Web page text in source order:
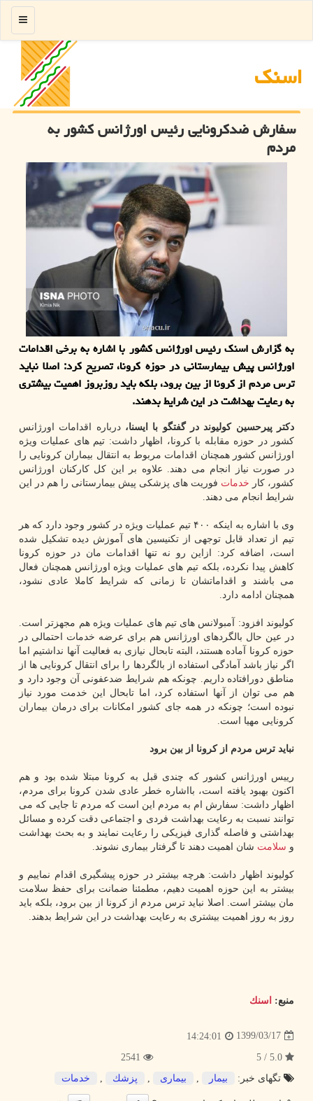
اسنك
منو
سفارش ضدكرونایی رئیس اورژانس كشور به
مردم
به گزارش اسنك رئیس اورژانس كشور با اشاره به برخی اقدامات
اورژانس پیش بیمارستانی در حوزه كرونا، تصریح كرد: اصلا نباید
ترس مردم از كرونا از بین برود، بلكه باید روزبروز اهمیت بیشتری
به رعایت بهداشت در این شرایط بدهند.
دکتر پیرحسین کولیوند در گفتگو با ایسنا،درباره اقدامات اورژانس
کشور در حوزه مقابله با کرونا، اظهار داشت: تیم های عملیات ویژه
اورژانس کشور همچنان اقدامات مربوط به انتقال بیماران کرونایی را
در صورت نیاز انجام می دهند. علاوه بر این کل کارکنان اورژانس
کشور، کار خدمات فوریت های پزشکی پیش بیمارستانی را هم در این
شرایط انجام می دهند.
وی با اشاره به اینکه ۴۰۰ تیم عملیات ویژه در کشور وجود دارد که هر
تیم از تعداد قابل توجهی از تکنیسین های آموزش دیده تشکیل شده
است، اضافه کرد: ازاین رو نه تنها اقدامات مان در حوزه کرونا
کاهش پیدا نکرده، بلکه تیم های عملیات ویژه اورژانس همچنان فعال
می باشند و اقداماتشان تا زمانی که شرایط کاملا عادی نشود،
همچنان ادامه دارد.
کولیوند افزود: آمبولانس های تیم های عملیات ویژه هم مجهزتر است.
در عین حال بالگردهای اورژانس هم برای عرضه خدمات احتمالی در
حوزه کرونا آماده هستند، البته تابحال نیازی به فعالیت آنها نداشتیم اما
اگر نیاز باشد آمادگی استفاده از بالگردها را برای انتقال کرونایی ها از
مناطق دورافتاده داریم. چونکه هم شرایط ضدعفونی آن وجود دارد و
هم می توان از آنها استفاده کرد، اما تابحال این خدمت مورد نیاز
نبوده است؛ چونکه در همه جای کشور امکانات برای درمان بیماران
کرونایی مهیا است.
نباید ترس مردم از کرونا از بین برود
رییس اورژانس کشور که چندی قبل به کرونا مبتلا شده بود و هم
اکنون بهبود یافته است، بااشاره خطر عادی شدن کرونا برای مردم،
اظهار داشت: سفارش ام به مردم این است که مردم تا جایی که می
توانند نسبت به رعایت بهداشت فردی و اجتماعی دقت کرده و مسائل
بهداشتی و فاصله گذاری فیزیکی را رعایت نمایند و به بحث بهداشت
و سلامت شان اهمیت دهند تا گرفتار بیماری نشوند.
کولیوند اظهار داشت: هرچه بیشتر در حوزه پیشگیری اقدام نماییم و
بیشتر به این حوزه اهمیت دهیم، مطمئنا ضمانت برای حفظ سلامت
مان بیشتر است. اصلا نباید ترس مردم از کرونا از بین برود، بلکه باید
روز به روز اهمیت بیشتری به رعایت بهداشت در این شرایط بدهند.
منبع: اسنك
1399/03/17
14:24:01
تگهای خبر:
بیمار , بیماری , پزشك , خدمات